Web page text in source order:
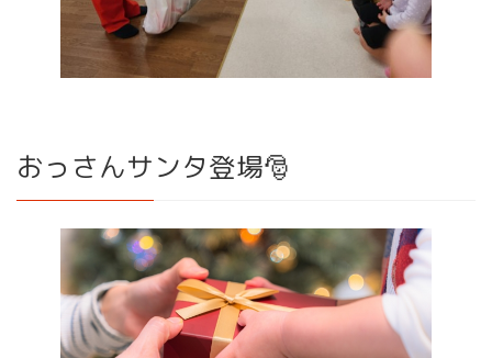
おっさんサンタ登場🎅